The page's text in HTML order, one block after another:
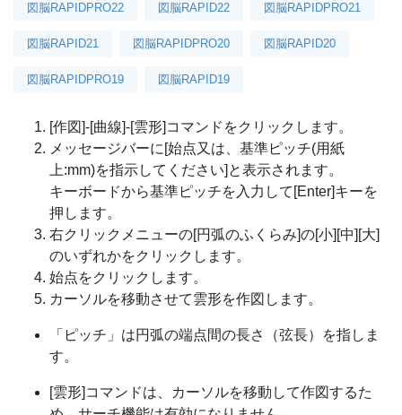
図脳RAPIDPRO22 図脳RAPID22 図脳RAPIDPRO21
図脳RAPID21 図脳RAPIDPRO20 図脳RAPID20
図脳RAPIDPRO19 図脳RAPID19
[作図]-[曲線]-[雲形]コマンドをクリックします。
メッセージバーに[始点又は、基準ピッチ(用紙
上:mm)を指示してください]と表示されます。
キーボードから基準ピッチを入力して[Enter]キーを
押します。
右クリックメニューの[円弧のふくらみ]の[小][中][大]
のいずれかをクリックします。
始点をクリックします。
カーソルを移動させて雲形を作図します。
「ピッチ」は円弧の端点間の長さ（弦長）を指しま
す。
[雲形]コマンドは、カーソルを移動して作図するた